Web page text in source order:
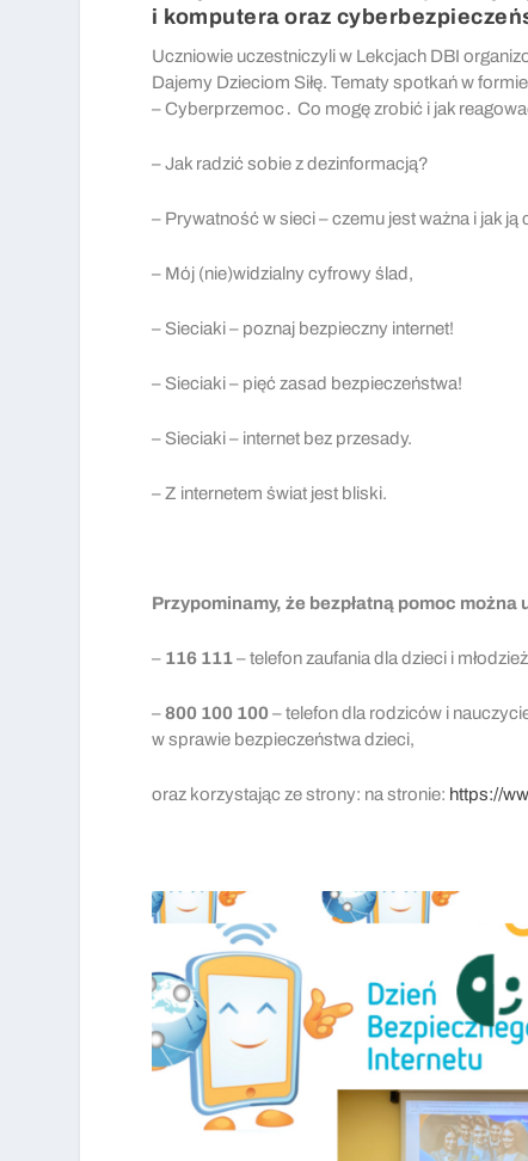
i komputera oraz
Uczniowie uczestniczyli w Lekcjach DBI
Dajemy Dzieciom Siłę. Tematy spotkań w
– Cyberprzemoc․ Co mogę zrobić i jak
– Jak radzić sobie z dezinformacją?
– Prywatność w sieci – czemu jest ważna i jak ją
– Mój (nie)widzialny cyfrowy ślad,
– Sieciaki – poznaj bezpieczny internet!
– Sieciaki – pięć zasad bezpieczeństwa!
– Sieciaki – internet bez przesady.
– Z internetem świat jest bliski.
Przypominamy, że bezpłatną pomoc można
– 116 111– telefon zaufania dla dzieci i
–800 100 100– telefon dla rodziców i
w sprawie bezpieczeństwa dzieci,
oraz korzystając ze strony: na stronie: https://